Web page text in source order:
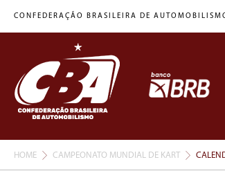
CONFEDERAÇÃO BRASILEIRA DE
HOME CAMPEONATO MUNDIAL DE KART